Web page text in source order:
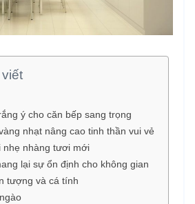
ý cho căn bếp sang trọng
nhạt nâng cao tinh thần vui vẻ
nhẹ nhàng tươi mới
lại sự ổn định cho không gian
tượng và cá tính